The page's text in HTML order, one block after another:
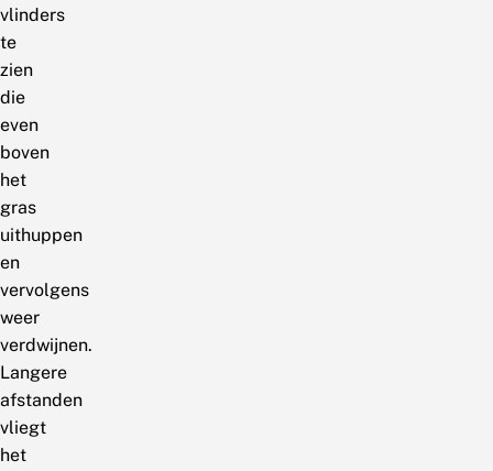
vlinders
te
zien
die
even
boven
het
gras
uithuppen
en
vervolgens
weer
verdwijnen.
Langere
afstanden
vliegt
het